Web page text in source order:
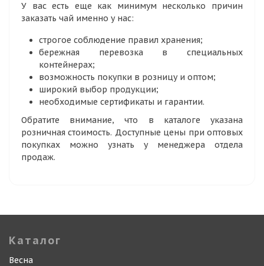
У вас есть еще как минимум несколько причин
заказать чай именно у нас:
строгое соблюдение правил хранения;
бережная перевозка в специальных
контейнерах;
возможность покупки в розницу и оптом;
широкий выбор продукции;
необходимые сертификаты и гарантии.
Обратите внимание, что в каталоге указана
розничная стоимость. Доступные цены при оптовых
покупках можно узнать у менеджера отдела
продаж.
Каталог
Весна